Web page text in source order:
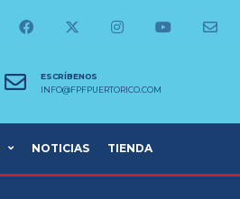
ESCRÍBENOS
INFO@FPFPUERTORICO.COM
NOTICIAS TIENDA